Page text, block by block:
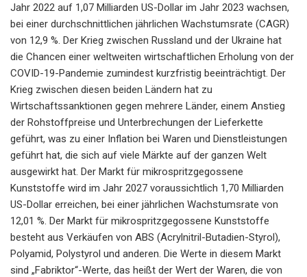
Jahr 2022 auf 1,07 Milliarden US-Dollar im Jahr 2023 wachsen,
bei einer durchschnittlichen jährlichen Wachstumsrate (CAGR)
von 12,9 %. Der Krieg zwischen Russland und der Ukraine hat
die Chancen einer weltweiten wirtschaftlichen Erholung von der
COVID-19-Pandemie zumindest kurzfristig beeinträchtigt. Der
Krieg zwischen diesen beiden Ländern hat zu
Wirtschaftssanktionen gegen mehrere Länder, einem Anstieg
der Rohstoffpreise und Unterbrechungen der Lieferkette
geführt, was zu einer Inflation bei Waren und Dienstleistungen
geführt hat, die sich auf viele Märkte auf der ganzen Welt
ausgewirkt hat. Der Markt für mikrospritzgegossene
Kunststoffe wird im Jahr 2027 voraussichtlich 1,70 Milliarden
US-Dollar erreichen, bei einer jährlichen Wachstumsrate von
12,01 %. Der Markt für mikrospritzgegossene Kunststoffe
besteht aus Verkäufen von ABS (Acrylnitril-Butadien-Styrol),
Polyamid, Polystyrol und anderen. Die Werte in diesem Markt
sind „Fabriktor“-Werte, das heißt der Wert der Waren, die von